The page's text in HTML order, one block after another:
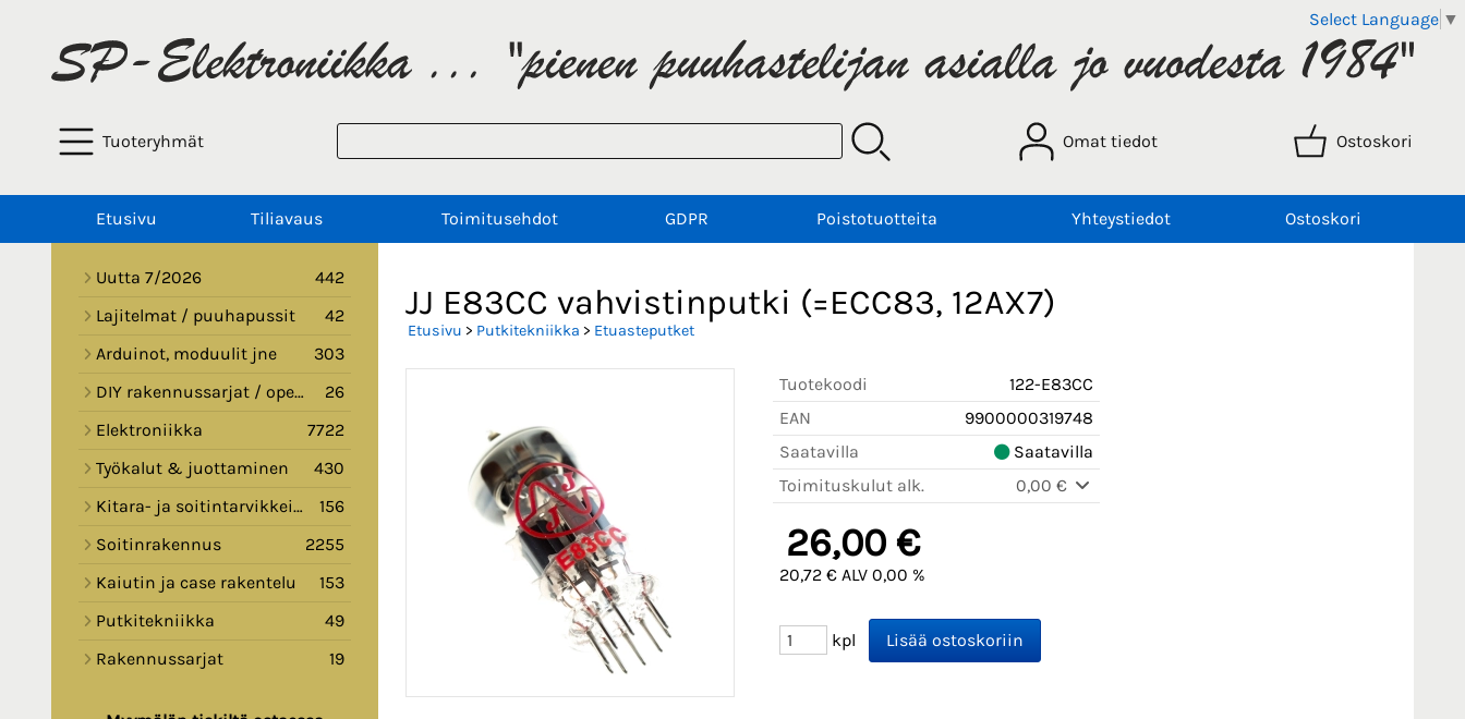
Select Language ▼
Tuoteryhmät Omat tiedot Ostoskori
Etusivu Tiliavaus Toimitusehdot GDPR Poistotuotteita Yhteystiedot Ostoskori
Uutta 7/2026
442
Lajitelmat / puuhapussit
42
Arduinot, moduulit jne
303
DIY rakennussarjat / opetussarjat
26
Elektroniikka
7722
Työkalut & juottaminen
430
Kitara- ja soitintarvikkeita
156
Soitinrakennus
2255
Kaiutin ja case rakentelu
153
Putkitekniikka
49
Rakennussarjat
19
JJ E83CC vahvistinputki (=ECC83, 12AX7)
Etusivu > Putkitekniikka > Etuasteputket
Tuotekoodi
122-E83CC
EAN
9900000319748
Saatavilla
Saatavilla
Toimituskulut alk.
0,00 €
26,00 €
20,72 € ALV 0,00 %
kpl